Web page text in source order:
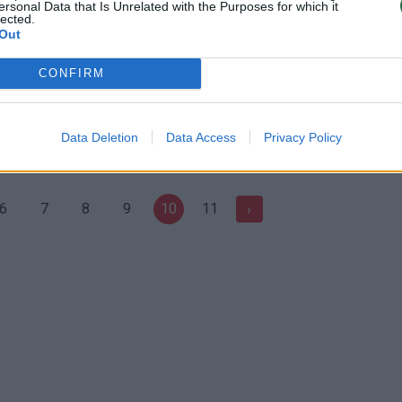
Data that Is Unrelated with the Purposes for which it
CONFIRM
Data Deletion Data Access Privacy Policy
Žinios | Pasaulis
smarkiausias ciklonas
6 7 8 9 10 11 ›